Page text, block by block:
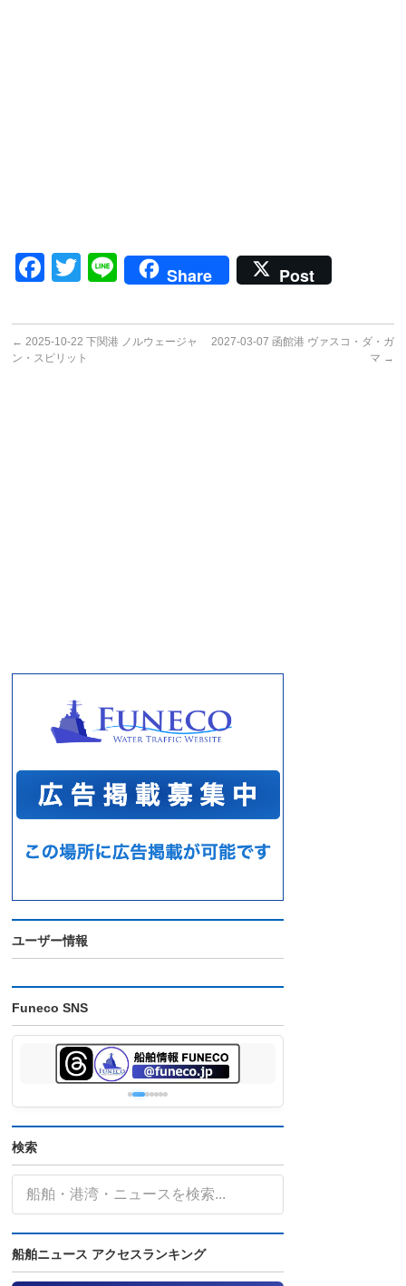
Facebook
Twitter
LineShare Post
← 2025-10-22 下関港 ノルウェージャ
ン・スピリット
2027-03-07 函館港 ヴァスコ・ダ・ガ
マ →
ユーザー情報
Funeco SNS
検索
船舶ニュース アクセスランキング